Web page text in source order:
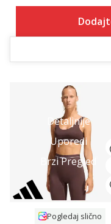
Detaljnije
Uporedi
Brzi Pregled
Pogledaj slično